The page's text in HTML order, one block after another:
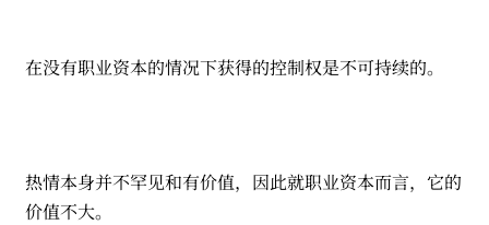
在没有职业资本的情况下获得的控制权是不可持续的。
热情本身并不罕见和有价值，因此就职业资本而言，它的
价值不大。